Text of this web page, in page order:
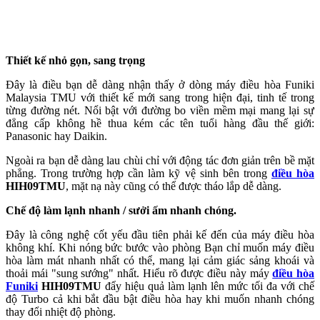
Thiết kế nhỏ gọn, sang trọng
Đây là điều bạn dễ dàng nhận thấy ở dòng máy điều hòa Funiki
Malaysia TMU với thiết kế mới sang trong hiện đại, tinh tế trong
từng đường nét. Nổi bật với đường bo viền mềm mại mang lại sự
đẳng cấp không hề thua kém các tên tuổi hàng đầu thế giới:
Panasonic hay Daikin.
Ngoài ra bạn dễ dàng lau chùi chỉ với động tác đơn giản trên bề mặt
phẳng. Trong trường hợp cần làm kỹ vệ sinh bên trong điều hòa
HIH09TMU, mặt nạ này cũng có thể được tháo lắp dễ dàng.
Chế độ làm lạnh nhanh / sưởi ấm nhanh chóng.
Đây là công nghệ cốt yếu đầu tiên phải kế đến của máy điều hòa
không khí. Khi nóng bức bước vào phòng Bạn chỉ muốn máy điều
hòa làm mát nhanh nhất có thể, mang lại cảm giác sảng khoái và
thoải mái "sung sướng" nhất. Hiểu rõ được điều này máyđiều hòa
Funiki HIH09TMU đẩy hiệu quả làm lạnh lên mức tối đa với chế
độ Turbo cả khi bắt đầu bật điều hòa hay khi muốn nhanh chóng
thay đổi nhiệt độ phòng.